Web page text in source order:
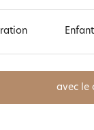
Enfant
avec le